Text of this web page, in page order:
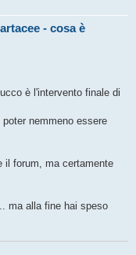
- cosa è
è l'intervento finale di
nemmeno essere
il forum, ma certamente
ma alla fine hai speso